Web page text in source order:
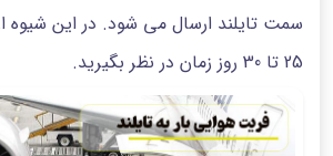
سمت تایلند ارسال می شود. در این شیوه
25 تا 30 روز زمان در نظر بگیرید.